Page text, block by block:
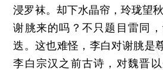
浸罗袜。却下水晶帘，玲珑望
谢朓来的吗？不只题目雷同
迭。这也难怪，李白对谢朓是
李白宗汉之前古诗，对魏晋